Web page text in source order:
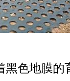
色地膜的